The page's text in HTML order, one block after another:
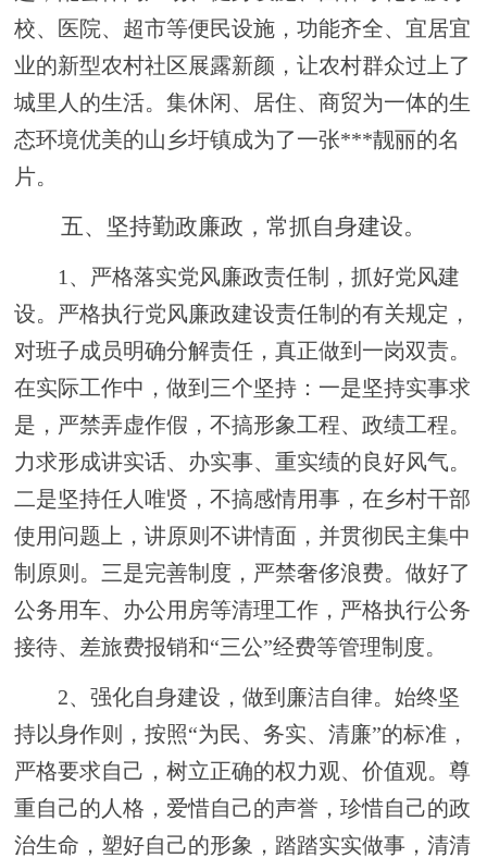
校、医院、超市等便民设施，功能齐全、宜居宜
业的新型农村社区展露新颜，让农村群众过上了
城里人的生活。集休闲、居住、商贸为一体的生
态环境优美的山乡圩镇成为了一张***靓丽的名
片。
五、 坚持勤政廉政，常抓自身建设。
1、 严格落实党风廉政责任制，抓好党风建
设。严格执行党风廉政建设责任制的有关规定，
对班子成员明确分解责任，真正做到一岗双责。
在实际工作中，做到三个坚持：一是坚持实事求
是，严禁弄虚作假，不搞形象工程、政绩工程。
力求形成讲实话、办实事、重实绩的良好风气。
二是坚持任人唯贤，不搞感情用事，在乡村干部
使用问题上，讲原则不讲情面，并贯彻民主集中
制原则。三是完善制度，严禁奢侈浪费。做好了
公务用车、办公用房等清理工作，严格执行公务
接待、差旅费报销和“三公”经费等管理制度。
2、强化自身建设，做到廉洁自律。始终坚
持以身作则，按照“为民、务实、清廉”的标准，
严格要求自己，树立正确的权力观、价值观。尊
重自己的人格，爱惜自己的声誉，珍惜自己的政
治生命，塑好自己的形象，踏踏实实做事，清清